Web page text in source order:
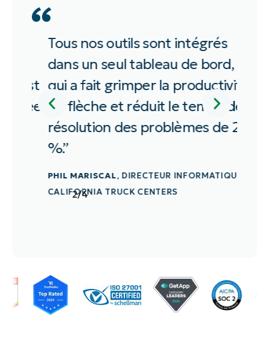
professionnel*
Numéro
téléphone*
Nom
l'entreprise*
Tous nos outils sont intégrés
dans un seul tableau de bord, ce
qui a fait grimper la productivité
en flèche et réduit le temps de
résolution des problèmes de 20
%.”
PHIL MARISCAL, DIRECTEUR INFORMATIQUE
CALIFORNIA TRUCK CENTERS
2/4